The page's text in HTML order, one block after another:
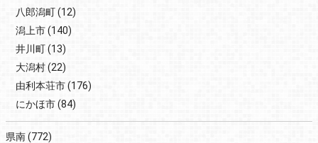
八郎潟町(12)
潟上市(140)
井川町(13)
大潟村(22)
由利本荘市(176)
にかほ市(84)
県南(772)